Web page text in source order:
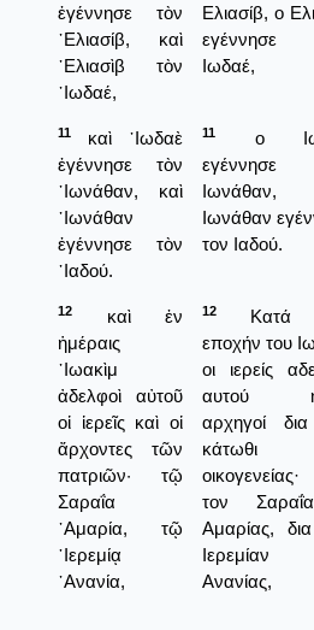
ἐγέννησε τὸν
᾿Ελιασίβ, καὶ
᾿Ελιασὶβ τὸν
᾿Ιωδαέ,
Ελιασίβ, ο
εγέννησε
Ιωδαέ,
11
καὶ ᾿Ιωδαὲ
ἐγέννησε τὸν
᾿Ιωνάθαν, καὶ
᾿Ιωνάθαν
ἐγέννησε τὸν
᾿Ιαδού.
11
ο
εγέννησε
Ιωνάθαν
τον Ιαδού.
12
καὶ ἐν
ἡμέραις
᾿Ιωακὶμ
ἀδελφοὶ αὐτοῦ
οἱ ἱερεῖς καὶ οἱ
ἄρχοντες τῶν
πατριῶν· τῷ
Σαραΐα
᾿Αμαρία, τῷ
῾Ιερεμίᾳ
᾿Ανανία,
12
Κατά
εποχήν του
οι ιερείς
αυτού
αρχηγοί
κάτωθι
τον
Αμαρίας,
Ανανίας,